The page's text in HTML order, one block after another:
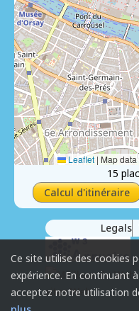
Leaflet | Map
15
Calcul d'itinéraire
Legals
Ce site utilise des cookies
expérience. En continuant
acceptez notre utilisation